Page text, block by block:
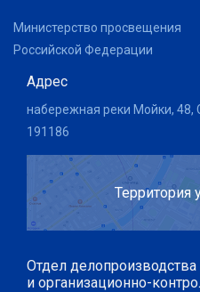
Министерство просвещения
Российской Федерации
Адрес
набережная реки Мойки, 48,
191186
Территория
Отдел делопроизводства
и организационно-